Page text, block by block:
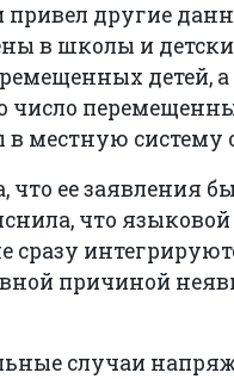
другие
в школы и
детей,
число
местную систему
что ее заявления
что
сразу
причиной
случаи